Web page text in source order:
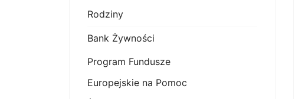
Rodziny
Bank Żywności
Program Fundusze
Europejskie na Pomoc